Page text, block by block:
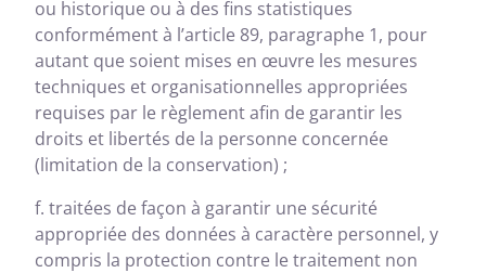
ou historique ou à des fins statistiques
conformément à l’article 89, paragraphe 1, pour
autant que soient mises en œuvre les mesures
techniques et organisationnelles appropriées
requises par le règlement afin de garantir les
droits et libertés de la personne concernée
(limitation de la conservation) ;
f. traitées de façon à garantir une sécurité
appropriée des données à caractère personnel, y
compris la protection contre le traitement non